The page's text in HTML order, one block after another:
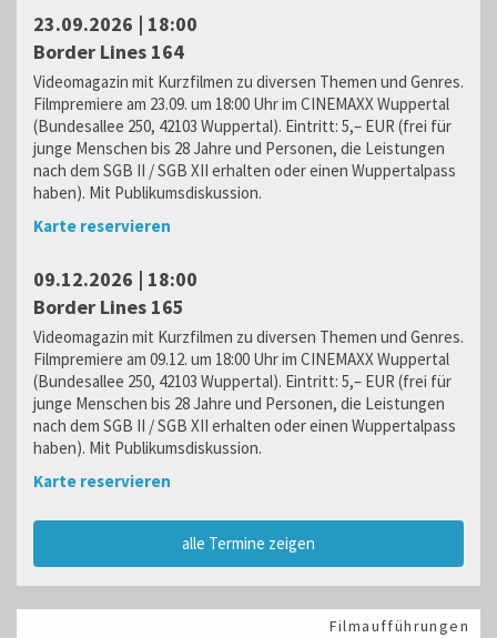
23.09.2026 | 18:00
Border Lines 164
Videomagazin mit Kurzfilmen zu diversen Themen und Genres.
Filmpremiere am 23.09. um 18:00 Uhr im CINEMAXX Wuppertal
(Bundesallee 250, 42103 Wuppertal). Eintritt: 5,– EUR (frei für
junge Menschen bis 28 Jahre und Personen, die Leistungen
nach dem SGB II / SGB XII erhalten oder einen Wuppertalpass
haben). Mit Publikumsdiskussion.
Karte reservieren
09.12.2026 | 18:00
Border Lines 165
Videomagazin mit Kurzfilmen zu diversen Themen und Genres.
Filmpremiere am 09.12. um 18:00 Uhr im CINEMAXX Wuppertal
(Bundesallee 250, 42103 Wuppertal). Eintritt: 5,– EUR (frei für
junge Menschen bis 28 Jahre und Personen, die Leistungen
nach dem SGB II / SGB XII erhalten oder einen Wuppertalpass
haben). Mit Publikumsdiskussion.
Karte reservieren
alle Termine zeigen
Filmaufführungen